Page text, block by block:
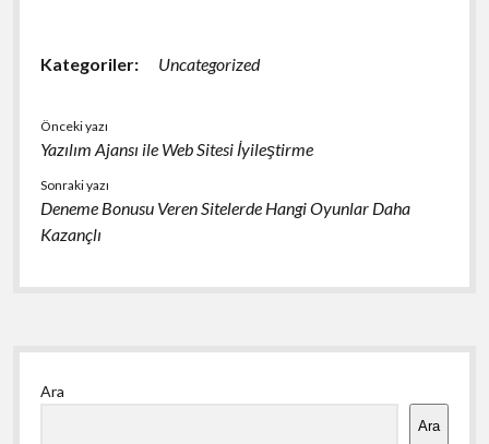
Kategoriler: Uncategorized
Önceki yazı
Yazılım Ajansı ile Web Sitesi İyileştirme
Sonraki yazı
Deneme Bonusu Veren Sitelerde Hangi Oyunlar Daha
Kazançlı
Yan
Menü
Ara
Ara